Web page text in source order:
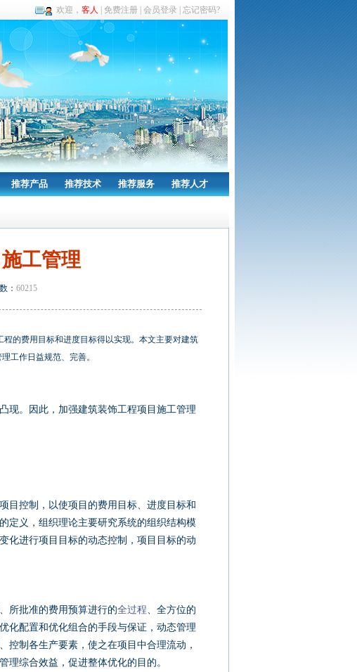
欢迎， 客人 免费注册 会员登录 忘记密码?
推荐产品 推荐技术 推荐服务 推荐人才
工管理
： 60215
的费用目标和进度目标得以实现。本文主要对建筑
工作日益规范、完善。
。因此，加强建筑装饰工程项目施工管理
控制，以使项目的费用目标、进度目标和
定义，组织理论主要研究系统的组织结构模
化进行项目目标的动态控制，项目目标的动
所批准的费用预算进行的全过程、全方位的
化配置和优化组合的手段与保证，动态管理
控制各生产要素，使之在项目中合理流动，
理综合效益，促进整体优化的目的。